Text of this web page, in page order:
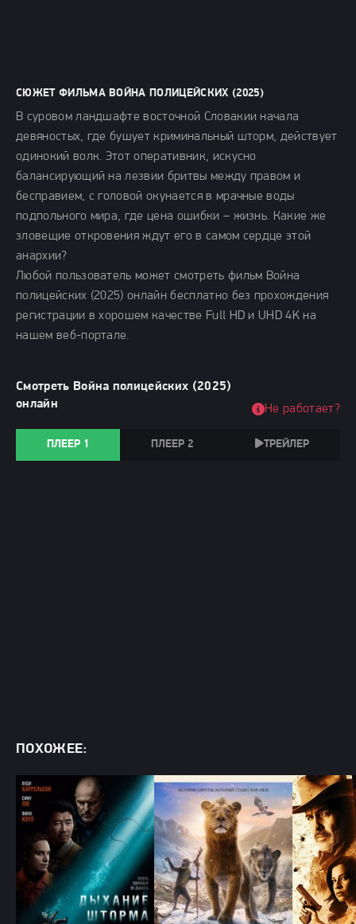
СЮЖЕТ ФИЛЬМА ВОЙНА ПОЛИЦЕЙСКИХ (2025)
В суровом ландшафте восточной Словакии начала
девяностых, где бушует криминальный шторм, действует
одинокий волк. Этот оперативник, искусно
балансирующий на лезвии бритвы между правом и
бесправием, с головой окунается в мрачные воды
подпольного мира, где цена ошибки – жизнь. Какие же
зловещие откровения ждут его в самом сердце этой
анархии?
Любой пользователь может смотреть фильм Война
полицейских (2025) онлайн бесплатно без прохождения
регистрации в хорошем качестве Full HD и UHD 4K на
нашем веб-портале.
Смотреть Война полицейских (2025)
онлайн
ПЛЕЕР 1 ПЛЕЕР 2 ТРЕЙЛЕР
Не работает?
ПОХОЖЕЕ: